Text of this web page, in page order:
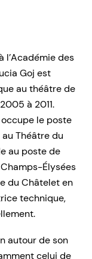
l’Académie des
Goj est
au théâtre de
à 2011.
le poste
Théâtre du
au poste de
Élysées
du Châtelet en
technique,
autour de son
celui de